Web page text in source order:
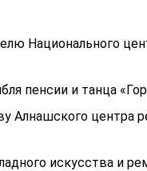
Национального
пенсии и танца
Алнашского центра
искусства и